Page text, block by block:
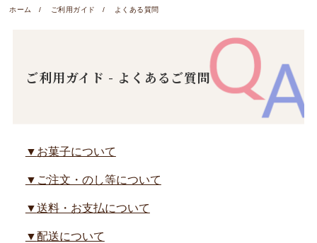
ホーム ご利用ガイド よくある質問
ご利用ガイド - よくあるご質問
お菓子について
ご注文・のし等について
送料・お支払について
配送について